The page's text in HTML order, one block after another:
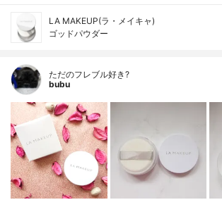
LA MAKEUP(ラ・メイキャ)
ゴッドパウダー
ただのフレブル好き?
bubu